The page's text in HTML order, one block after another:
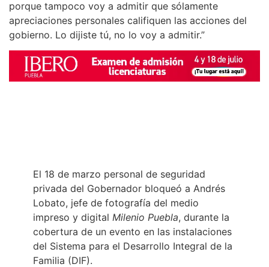
porque tampoco voy a admitir que sólamente
apreciaciones personales califiquen las acciones del
gobierno. Lo dijiste tú, no lo voy a admitir.”
El 18 de marzo personal de seguridad
privada del Gobernador bloqueó a Andrés
Lobato, jefe de fotografía del medio
impreso y digital Milenio Puebla, durante la
cobertura de un evento en las instalaciones
del Sistema para el Desarrollo Integral de la
Familia (DIF).